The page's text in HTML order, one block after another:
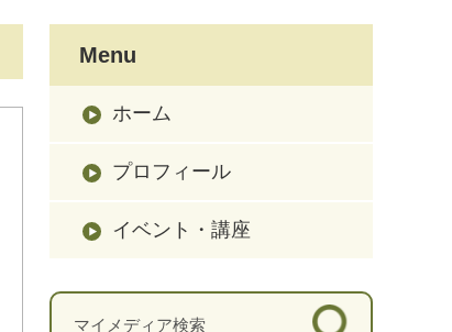
Menu
ホーム
プロフィール
イベント・講座